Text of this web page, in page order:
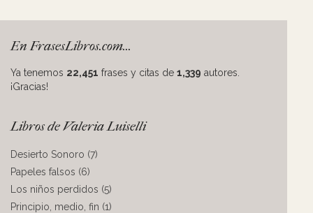
En FrasesLibros.com...
Ya tenemos 22,451 frases y citas de 1,339 autores.
¡Gracias!
Libros de Valeria Luiselli
Desierto Sonoro (7)
Papeles falsos (6)
Los niños perdidos (5)
Principio, medio, fin (1)